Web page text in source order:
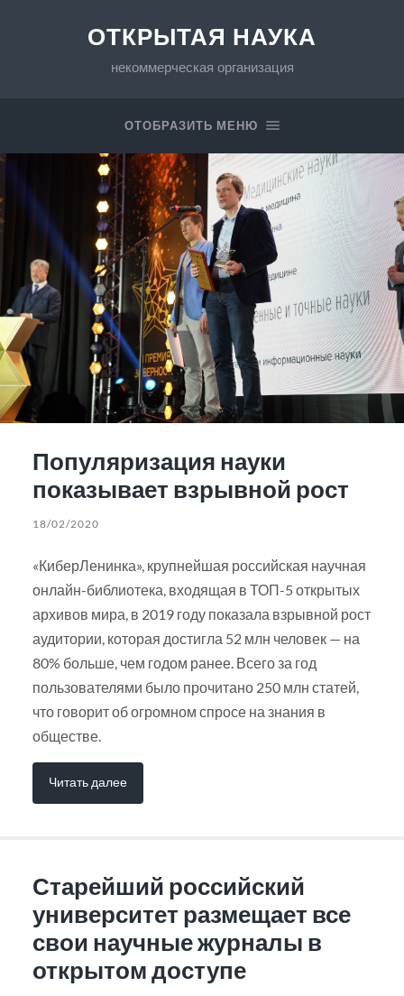
ОТКРЫТАЯ НАУКА
некоммерческая организация
ОТОБРАЗИТЬ МЕНЮ
Популяризация науки
показывает взрывной рост
18/02/2020
«КиберЛенинка», крупнейшая российская научная
онлайн-библиотека, входящая в ТОП-5 открытых
архивов мира, в 2019 году показала взрывной рост
аудитории, которая достигла 52 млн человек — на
80% больше, чем годом ранее. Всего за год
пользователями было прочитано 250 млн статей,
что говорит об огромном спросе на знания в
обществе.
Читать далее
Старейший российский
университет размещает все
свои научные журналы в
открытом доступе